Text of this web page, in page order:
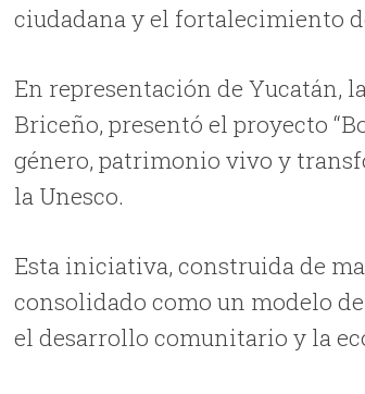
ciudadana y el fortalecimiento
En representación de Yucatán,
Briceño, presentó el proyecto
género, patrimonio vivo y
la Unesco.
Esta iniciativa, construida de
consolidado como un modelo
el desarrollo comunitario y la